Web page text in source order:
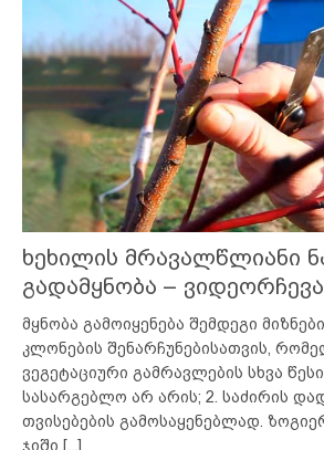
ხეხილის მრავალწლიანი
გადამყნობა – ვიდეორჩევა
მყნობა გამოიყენება შემდეგი
კლონების შენარჩუნებისათვის,
ვეგეტაციური გამრავლების სხვა
სასარგებლო არ არის; 2. საძირის
თვისებების გამოსაყენებლად.
ჯიში [...]